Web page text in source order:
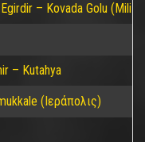
– Kovada Golu (Mili
– Kutahya
(Ιεράπολις)